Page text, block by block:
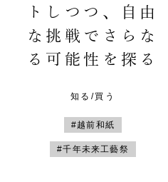
トしつつ、自由
な挑戦でさらな
る可能性を探る
知る/買う
#越前和紙
#千年未来工藝祭